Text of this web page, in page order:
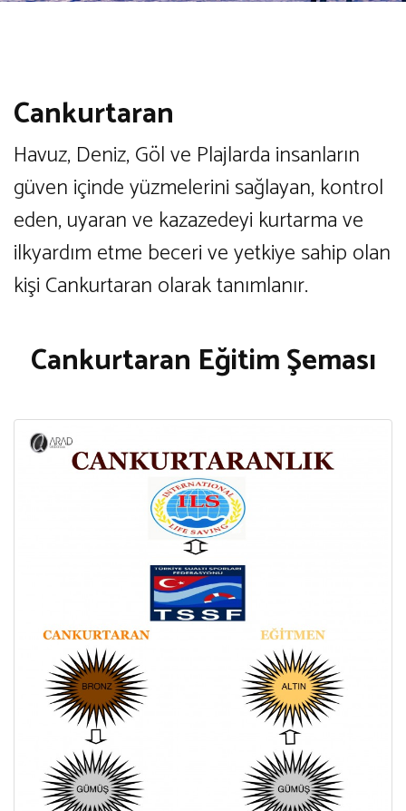
Cankurtaran
Havuz, Deniz, Göl ve Plajlarda insanların
güven içinde yüzmelerini sağlayan, kontrol
eden, uyaran ve kazazedeyi kurtarma ve
ilkyardım etme beceri ve yetkiye sahip olan
kişi Cankurtaran olarak tanımlanır.
Cankurtaran Eğitim Şeması